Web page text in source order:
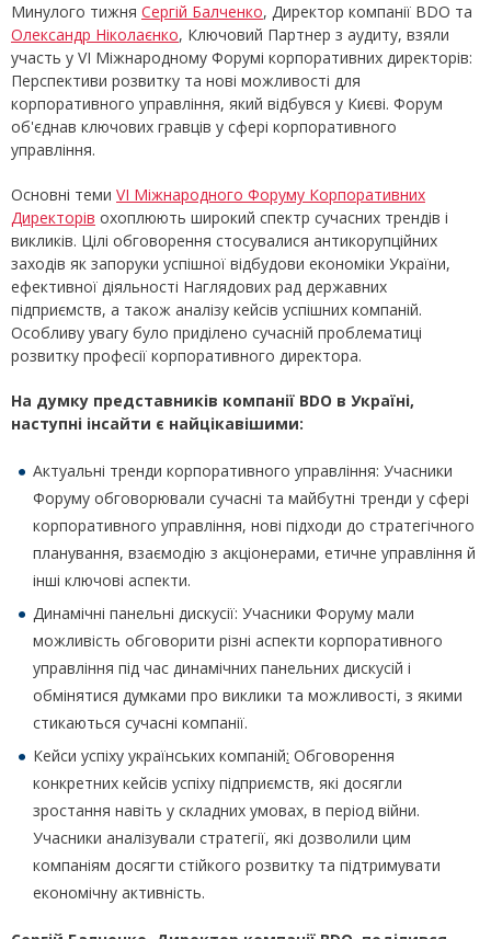
Минулого тижня Сергій Балченко, Директор компанії BDO та
Олександр Ніколаєнко, Ключовий Партнер з аудиту, взяли
участь у VI Міжнародному Форумі корпоративних директорів:
Перспективи розвитку та нові можливості для
корпоративного управління, який відбувся у Києві. Форум
об'єднав ключових гравців у сфері корпоративного
управління.
Основні теми VI Міжнародного Форуму Корпоративних
Директорів охоплюють широкий спектр сучасних трендів і
викликів. Цілі обговорення стосувалися антикорупційних
заходів як запоруки успішної відбудови економіки України,
ефективної діяльності Наглядових рад державних
підприємств, а також аналізу кейсів успішних компаній.
Особливу увагу було приділено сучасній проблематиці
розвитку професії корпоративного директора.
На думку представників компанії BDO в Україні,
наступні інсайти є найцікавішими:
Актуальні тренди корпоративного управління: Учасники
Форуму обговорювали сучасні та майбутні тренди у сфері
корпоративного управління, нові підходи до стратегічного
планування, взаємодію з акціонерами, етичне управління й
інші ключові аспекти.
Динамічні панельні дискусії: Учасники Форуму мали
можливість обговорити різні аспекти корпоративного
управління під час динамічних панельних дискусій і
обмінятися думками про виклики та можливості, з якими
стикаються сучасні компанії.
Кейси успіху українських компаній: Обговорення
конкретних кейсів успіху підприємств, які досягли
зростання навіть у складних умовах, в період війни.
Учасники аналізували стратегії, які дозволили цим
компаніям досягти стійкого розвитку та підтримувати
економічну активність.